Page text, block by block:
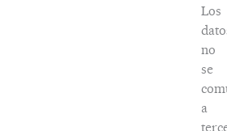
Los
no
se
a